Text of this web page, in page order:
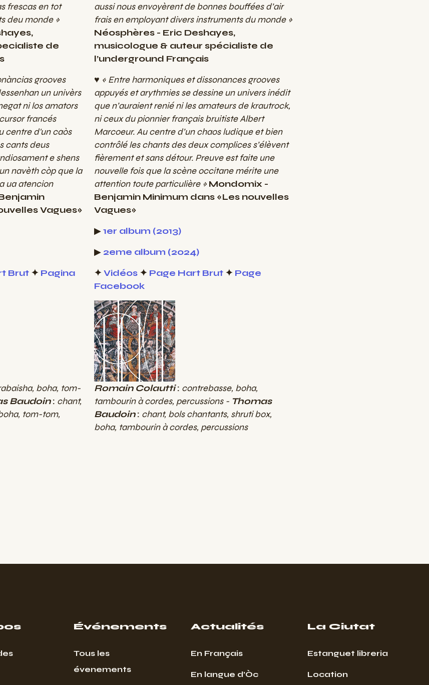
frescas en tot
deu monde »
de
grooves
un univèrs
ni los amators
francés
centre d'un caòs
cants deus
e shens
navèth còp que la
ua atencion
Vagues»
Brut✦ Pagina
boha, tom-
Baudoin: chant,
tom-tom,
aussi nous envoyèrent de bonnes bouffées d’air
frais en employant divers instruments du monde »
Néosphères - Eric Deshayes,
musicologue & auteur spécialiste de
l’underground Français
♥ « Entre harmoniques et dissonances grooves
appuyés et arythmies se dessine un univers inédit
que n’auraient renié ni les amateurs de krautrock,
ni ceux du pionnier français bruitiste Albert
Marcoeur. Au centre d’un chaos ludique et bien
contrôlé les chants des deux complices s’élèvent
fièrement et sans détour. Preuve est faite une
nouvelle fois que la scène occitane mérite une
attention toute particulière » Mondomix -
Benjamin Minimum dans «Les nouvelles
Vagues»
▶1er album (2013)
▶ 2eme album (2024)
✦Vidéos✦ Page Hart Brut✦ Page
Facebook
Romain Colautti: contrebasse, boha,
tambourin à cordes, percussions - Thomas
Baudoin: chant, bols chantants, shruti box,
boha, tambourin à cordes, percussions
Événements
Tous les
évenements
Actualités
En Français
En langue d’Òc
La Ciutat
Estanguet libreria
Location